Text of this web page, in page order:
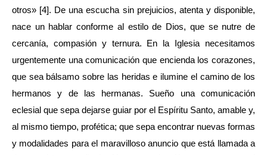
otros» [4]. De una escucha sin prejuicios, atenta y disponible,
nace un hablar conforme al estilo de Dios, que se nutre de
cercanía, compasión y ternura. En la Iglesia necesitamos
urgentemente una comunicación que encienda los corazones,
que sea bálsamo sobre las heridas e ilumine el camino de los
hermanos y de las hermanas. Sueño una comunicación
eclesial que sepa dejarse guiar por el Espíritu Santo, amable y,
al mismo tiempo, profética; que sepa encontrar nuevas formas
y modalidades para el maravilloso anuncio que está llamada a